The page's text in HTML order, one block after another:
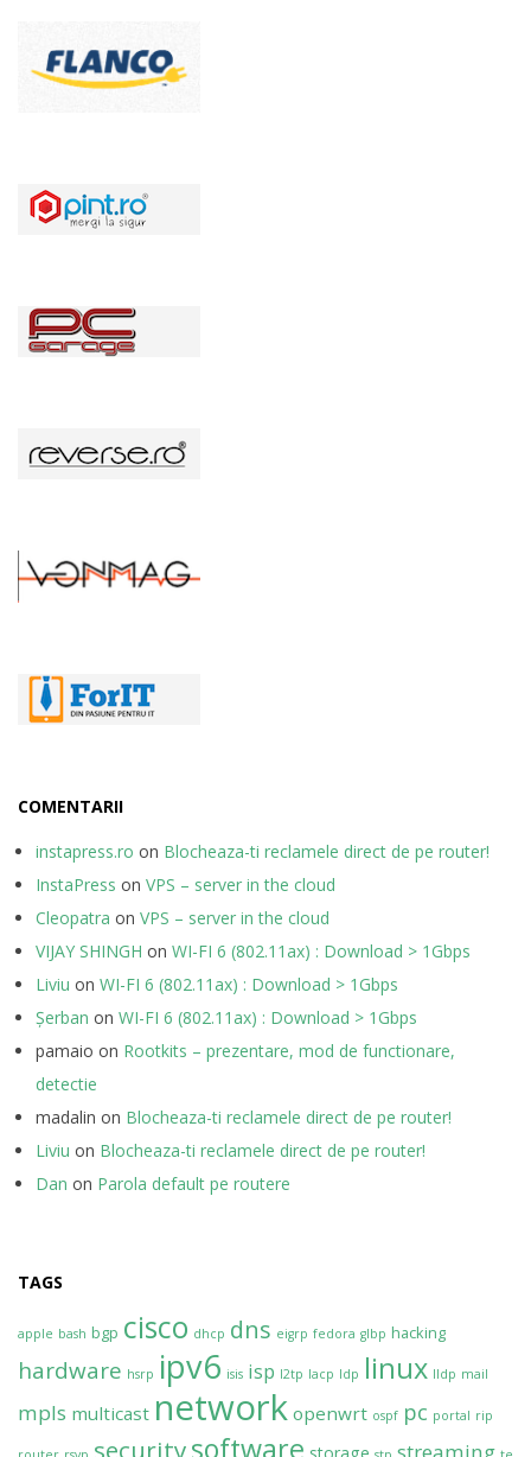
COMENTARII
instapress.ro on Blocheaza-ti reclamele direct de pe router!
InstaPress on VPS – server in the cloud
Cleopatra on VPS – server in the cloud
VIJAY SHINGH on WI-FI 6 (802.11ax) : Download > 1Gbps
Liviu on WI-FI 6 (802.11ax) : Download > 1Gbps
Șerban on WI-FI 6 (802.11ax) : Download > 1Gbps
pamaio on Rootkits – prezentare, mod de functionare,
detectie
madalin on Blocheaza-ti reclamele direct de pe router!
Liviu on Blocheaza-ti reclamele direct de pe router!
Dan on Parola default pe routere
TAGS
apple bash bgp cisco dhcp dns eigrp fedora glbp hacking
hardware hsrp ipv6 isis isp l2tp lacp ldp linux lldp mail
mpls multicast network openwrt ospf pc portal rip
securitysoftware storage streaming